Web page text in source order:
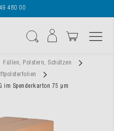
480 00
Füllen, Polstern, Schützen
im Spenderkarton 75 µm